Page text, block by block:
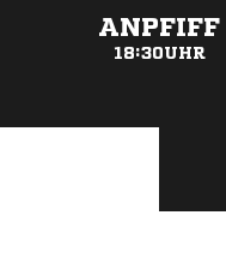
ANPFIFF
18:30UHR